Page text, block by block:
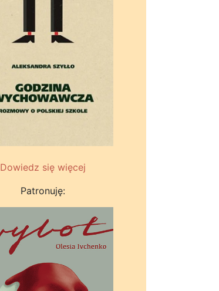
Dowiedz się więcej
Patronuję: